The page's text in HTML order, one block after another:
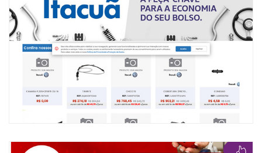
Loja virtual integrada com loja física, atualização de
estoque/preço automático e sincronizada com mercado livre.
VISITAR